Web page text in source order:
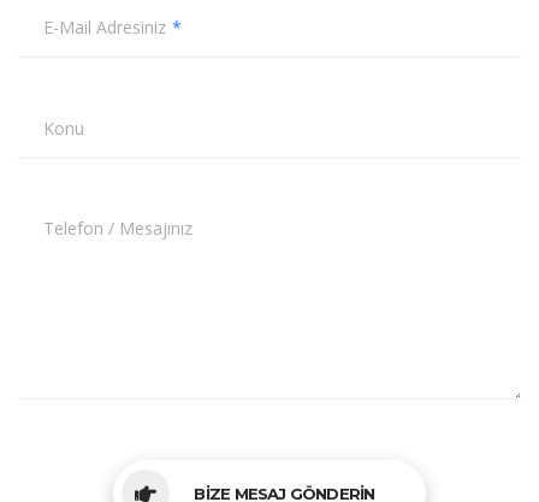
E-Mail Adresiniz
Konu
Telefon / Mesajınız
BİZE MESAJ GÖNDERİN